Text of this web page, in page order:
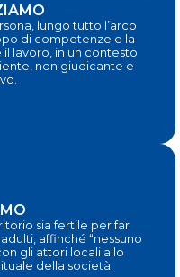
lungo tutto l’arco
di competenze e la
lavoro, in un contesto
non giudicante e
sia fertile per far
affinché “nessuno
gli attori locali allo
della società.